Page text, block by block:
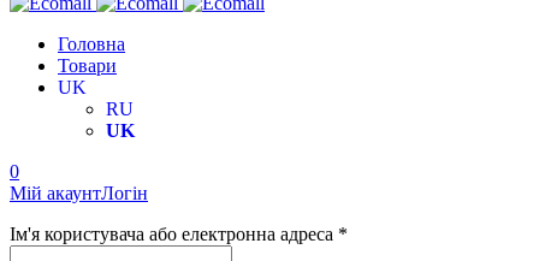
Головна
Товари
UK
RU
UK
0
Мій акаунтЛогін
Ім'я користувача або електронна адреса *